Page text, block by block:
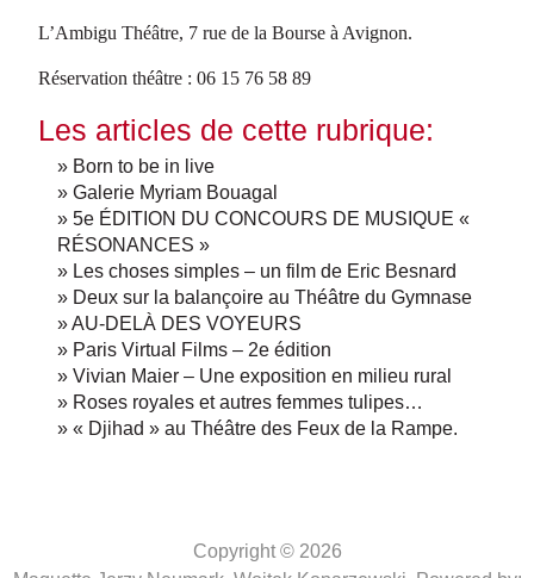
L’Ambigu Théâtre, 7 rue de la Bourse à Avignon.
Réservation théâtre : 06 15 76 58 89
Les articles de cette rubrique:
» Born to be in live
» Galerie Myriam Bouagal
» 5e ÉDITION DU CONCOURS DE MUSIQUE «
RÉSONANCES »
» Les choses simples – un film de Eric Besnard
» Deux sur la balançoire au Théâtre du Gymnase
» AU-DELÀ DES VOYEURS
» Paris Virtual Films – 2e édition
» Vivian Maier – Une exposition en milieu rural
» Roses royales et autres femmes tulipes…
» « Djihad » au Théâtre des Feux de la Rampe.
Copyright © 2026